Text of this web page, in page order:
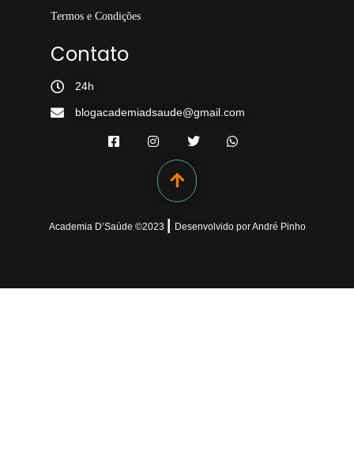
Termos e Condições
Contato
24h
blogacademiadsaude@gmail.com
Academia D’Saúde ©2023 DesenvolvidoporAndré Pinho